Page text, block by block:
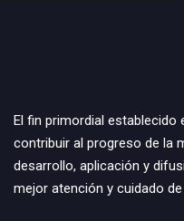
El fin primordial establecido
contribuir al progreso de la
desarrollo, aplicación y
mejor atención y cuidado